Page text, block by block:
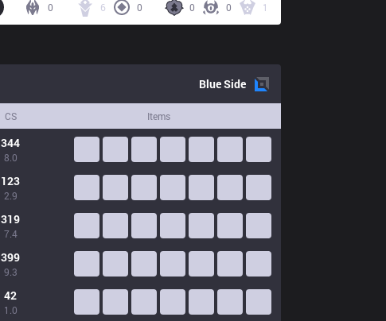
0 0 1
6 0
0
BlueSide
CS Items
344
8.0
123
2.9
319
7.4
399
9.3
42
1.0